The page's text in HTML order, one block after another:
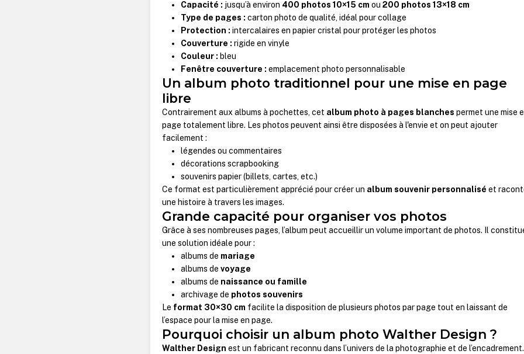
Capacité : jusqu’à environ 400 photos 10×15 cm ou200 photos 13×18 cm
Type de pages : carton photo de qualité, idéal pour collage
Protection : intercalaires en papier cristal pour protéger les photos
Couverture : rigide en vinyle
Couleur : bleu
Fenêtre couverture : emplacement photo personnalisable
Un album photo traditionnel pour une mise en page
libre
Contrairement aux albums à pochettes, cet album photo à pages blanches permet une mise
page totalement libre. Les photos peuvent ainsi être disposées à l'envie et on peut ajouter
facilement :
légendes ou commentaires
décorations scrapbooking
souvenirs papier (billets, cartes, etc.)
Ce format est particulièrement apprécié pour créer un album souvenir personnalisé et
une histoire à travers les images.
Grande capacité pour organiser vos photos
Grâce à ses nombreuses pages, l’album peut accueillir un volume important de photos. Il
une solution idéale pour :
albums de mariage
albums devoyage
albums de naissance ou famille
archivage de photos souvenirs
Le format 30×30 cm facilite la disposition de plusieurs photos par page tout en laissant de
l’espace pour la mise en page.
Pourquoi choisir un album photo Walther Design ?
Walther Design est un fabricant reconnu dans l’univers de la photographie et de l’encadrement.